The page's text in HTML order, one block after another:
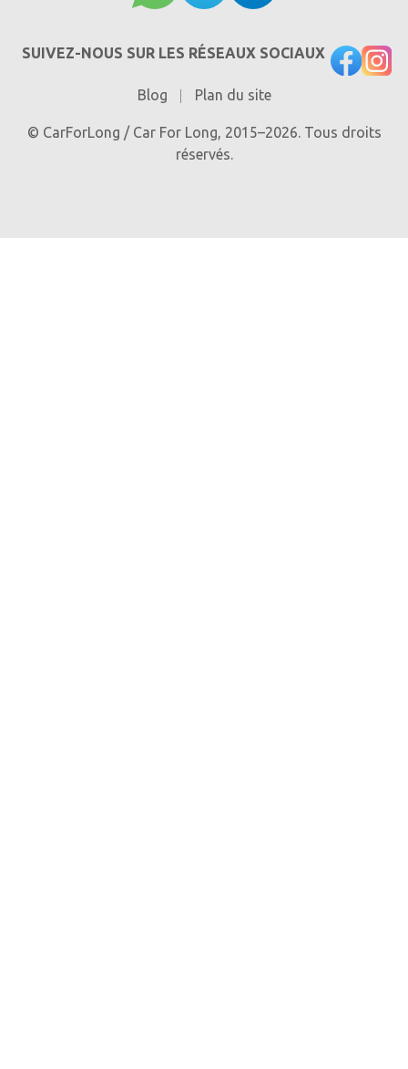
SUIVEZ-NOUS SUR LES RÉSEAUX SOCIAUX
Blog Plan du site
© CarForLong / Car For Long, 2015–2026. Tous droits
réservés.